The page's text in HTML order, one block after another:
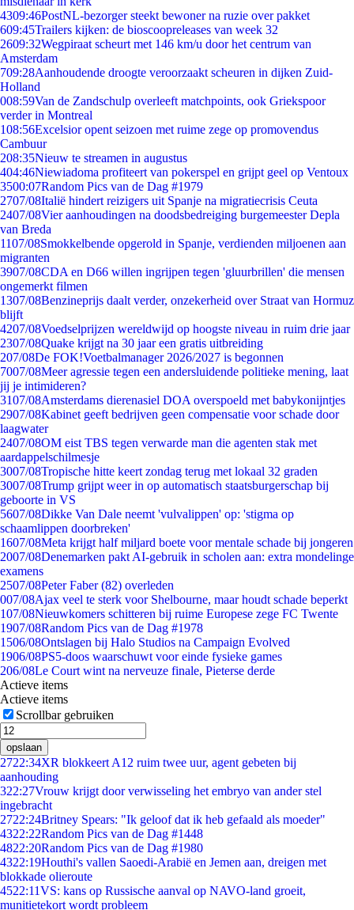
4309:46PostNL-bezorger steekt bewoner na ruzie over pakket
609:45Trailers kijken: de bioscoopreleases van week 32
2609:32Wegpiraat scheurt met 146 km/u door het centrum van
Amsterdam
709:28Aanhoudende droogte veroorzaakt scheuren in dijken Zuid-
Holland
008:59Van de Zandschulp overleeft matchpoints, ook Griekspoor
verder in Montreal
108:56Excelsior opent seizoen met ruime zege op promovendus
Cambuur
208:35Nieuw te streamen in augustus
404:46Niewiadoma profiteert van pokerspel en grijpt geel op Ventoux
3500:07Random Pics van de Dag #1979
2707/08Italië hindert reizigers uit Spanje na migratiecrisis Ceuta
2407/08Vier aanhoudingen na doodsbedreiging burgemeester Depla
van Breda
1107/08Smokkelbende opgerold in Spanje, verdienden miljoenen aan
migranten
3907/08CDA en D66 willen ingrijpen tegen 'gluurbrillen' die mensen
ongemerkt filmen
1307/08Benzineprijs daalt verder, onzekerheid over Straat van Hormuz
blijft
4207/08Voedselprijzen wereldwijd op hoogste niveau in ruim drie jaar
2307/08Quake krijgt na 30 jaar een gratis uitbreiding
207/08De FOK!Voetbalmanager 2026/2027 is begonnen
7007/08Meer agressie tegen een andersluidende politieke mening, laat
jij je intimideren?
3107/08Amsterdams dierenasiel DOA overspoeld met babykonijntjes
2907/08Kabinet geeft bedrijven geen compensatie voor schade door
laagwater
2407/08OM eist TBS tegen verwarde man die agenten stak met
aardappelschilmesje
3007/08Tropische hitte keert zondag terug met lokaal 32 graden
3007/08Trump grijpt weer in op automatisch staatsburgerschap bij
geboorte in VS
5607/08Dikke Van Dale neemt 'vulvalippen' op: 'stigma op
schaamlippen doorbreken'
1607/08Meta krijgt half miljard boete voor mentale schade bij jongeren
2007/08Denemarken pakt AI-gebruik in scholen aan: extra mondelinge
examens
2507/08Peter Faber (82) overleden
007/08Ajax veel te sterk voor Shelbourne, maar houdt schade beperkt
107/08Nieuwkomers schitteren bij ruime Europese zege FC Twente
1907/08Random Pics van de Dag #1978
1506/08Ontslagen bij Halo Studios na Campaign Evolved
1906/08PS5-doos waarschuwt voor einde fysieke games
206/08Le Court wint na nerveuze finale, Pieterse derde
Actieve items
Actieve items
Scrollbar gebruiken
opslaan
2722:34XR blokkeert A12 ruim twee uur, agent gebeten bij
aanhouding
322:27Vrouw krijgt door verwisseling het embryo van ander stel
ingebracht
2722:24Britney Spears: "Ik geloof dat ik heb gefaald als moeder"
4322:22Random Pics van de Dag #1448
4822:20Random Pics van de Dag #1980
4322:19Houthi's vallen Saoedi-Arabië en Jemen aan, dreigen met
blokkade olieroute
4522:11VS: kans op Russische aanval op NAVO-land groeit,
munitietekort wordt probleem